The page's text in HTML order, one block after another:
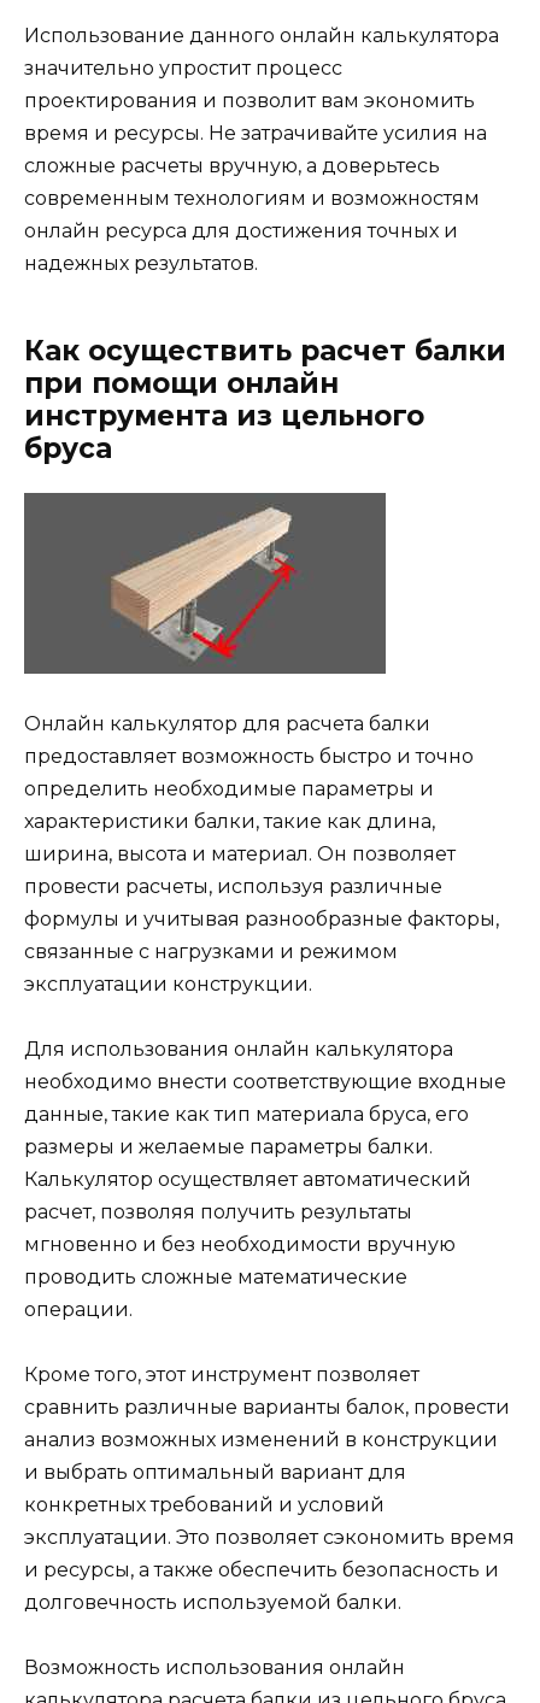
Использование данного онлайн калькулятора
значительно упростит процесс
проектирования и позволит вам экономить
время и ресурсы. Не затрачивайте усилия на
сложные расчеты вручную, а доверьтесь
современным технологиям и возможностям
онлайн ресурса для достижения точных и
надежных результатов.
Как осуществить расчет балки
при помощи онлайн
инструмента из цельного
бруса
Онлайн калькулятор для расчета балки
предоставляет возможность быстро и точно
определить необходимые параметры и
характеристики балки, такие как длина,
ширина, высота и материал. Он позволяет
провести расчеты, используя различные
формулы и учитывая разнообразные факторы,
связанные с нагрузками и режимом
эксплуатации конструкции.
Для использования онлайн калькулятора
необходимо внести соответствующие входные
данные, такие как тип материала бруса, его
размеры и желаемые параметры балки.
Калькулятор осуществляет автоматический
расчет, позволяя получить результаты
мгновенно и без необходимости вручную
проводить сложные математические
операции.
Кроме того, этот инструмент позволяет
сравнить различные варианты балок, провести
анализ возможных изменений в конструкции
и выбрать оптимальный вариант для
конкретных требований и условий
эксплуатации. Это позволяет сэкономить время
и ресурсы, а также обеспечить безопасность и
долговечность используемой балки.
Возможность использования онлайн